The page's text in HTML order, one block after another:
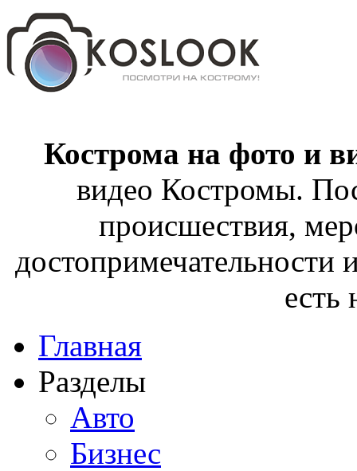
Кострома на фото и
видео Костромы.
происшествия,
достопримечательности
есть
Главная
Разделы
Авто
Бизнес